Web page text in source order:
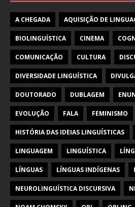
A CHEGADA AQUISIÇÃO DE
BIOLINGUÍSTICA CINEMA
COMUNICAÇÃO CULTURA
DIVERSIDADE LINGUÍSTICA
DOUTORADO DUBLAGEM
EVOLUÇÃO FALA FEMINISMO
HISTÓRIA DAS IDEIAS LINGUÍSTICAS
LINGUAGEM LINGUÍSTICA
LÍNGUAS LÍNGUAS INDÍGENAS
NEUROLINGUÍSTICA DISCURSIVA